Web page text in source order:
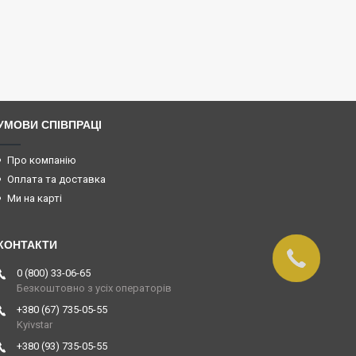
СПІВПРАЦІ
Про компанію
Оплата та доставка
Ми на карті
0 (800) 33-06-65
Безкоштовно з усіх операторів
+380 (67) 735-05-55
Kyivstar
+380 (93) 735-05-55